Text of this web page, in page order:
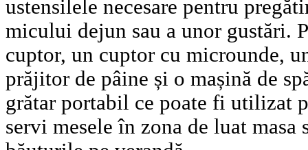
ustensilele necesare pentru
micului dejun sau a unor gustări.
cuptor, un cuptor cu microunde,
prăjitor de pâine și o mașină de
grătar portabil ce poate fi utilizat
servi mesele în zona de luat masa